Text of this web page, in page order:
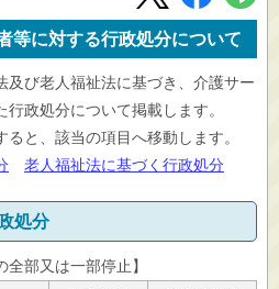
閉じる
等に対する行政処分について
及び老人福祉法に基づき、介護サー
政処分について掲載します。
と、該当の項目へ移動します。
老人福祉法に基づく行政処分
処分
全部又は一部停止】